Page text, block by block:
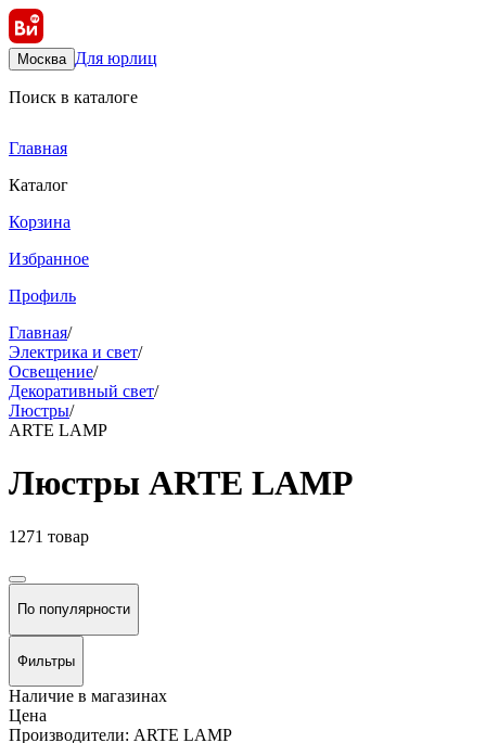
Москва Для юрлиц
Поиск в каталоге
Главная
Каталог
Корзина
Избранное
Профиль
Главная/
Электрика и свет/
Освещение/
Декоративный свет/
Люстры/
ARTE LAMP
Люстры ARTE LAMP
1271 товар
По популярности
Фильтры
Наличие в магазинах
Цена
Производители: ARTE LAMP